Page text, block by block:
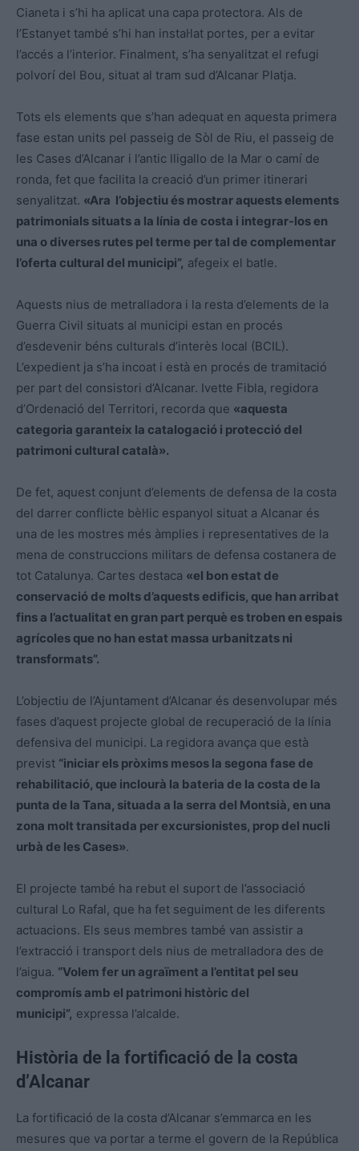
Cianeta i s’hi ha aplicat una capa protectora. Als de
l’Estanyet també s’hi han instal·lat portes, per a evitar
l’accés a l’interior. Finalment, s’ha senyalitzat el refugi
polvorí del Bou, situat al tram sud d’Alcanar Platja.
Tots els elements que s’han adequat en aquesta primera
fase estan units pel passeig de Sòl de Riu, el passeig de
les Cases d’Alcanar i l’antic lligallo de la Mar o camí de
ronda, fet que facilita la creació d’un primer itinerari
senyalitzat. «Ara l’objectiu és mostrar aquests elements
patrimonials situats a la línia de costa i integrar-los en
una o diverses rutes pel terme per tal de complementar
l’oferta cultural del municipi”, afegeix el batle.
Aquests nius de metralladora i la resta d’elements de la
Guerra Civil situats al municipi estan en procés
d’esdevenir béns culturals d’interès local (BCIL).
L’expedient ja s’ha incoat i està en procés de tramitació
per part del consistori d’Alcanar. Ivette Fibla, regidora
d’Ordenació del Territori, recorda que «aquesta
categoria garanteix la catalogació i protecció del
patrimoni cultural català».
De fet, aquest conjunt d’elements de defensa de la costa
del darrer conflicte bèl·lic espanyol situat a Alcanar és
una de les mostres més àmplies i representatives de la
mena de construccions militars de defensa costanera de
tot Catalunya. Cartes destaca «el bon estat de
conservació de molts d’aquests edificis, que han arribat
fins a l’actualitat en gran part perquè es troben en espais
agrícoles que no han estat massa urbanitzats ni
transformats”.
L’objectiu de l’Ajuntament d’Alcanar és desenvolupar més
fases d’aquest projecte global de recuperació de la línia
defensiva del municipi. La regidora avança que està
previst “iniciar els pròxims mesos la segona fase de
rehabilitació, que inclourà la bateria de la costa de la
punta de la Tana, situada a la serra del Montsià, en una
zona molt transitada per excursionistes, prop del nucli
urbà de les Cases».
El projecte també ha rebut el suport de l’associació
cultural Lo Rafal, que ha fet seguiment de les diferents
actuacions. Els seus membres també van assistir a
l’extracció i transport dels nius de metralladora des de
l’aigua. “Volem fer un agraïment a l’entitat pel seu
compromís amb el patrimoni històric del
municipi”, expressa l’alcalde.
Història de la fortificació de la costa
d’Alcanar
La fortificació de la costa d’Alcanar s’emmarca en les
mesures que va portar a terme el govern de la República